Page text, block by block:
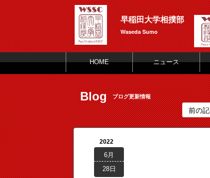
早稲田大学相撲部
Waseda Sumo
HOME ニュース
Blog ブログ更新情報
前の
2022
6月
28日